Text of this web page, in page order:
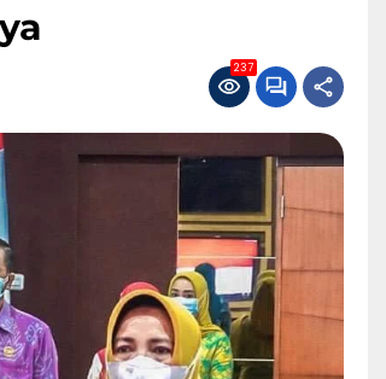
237